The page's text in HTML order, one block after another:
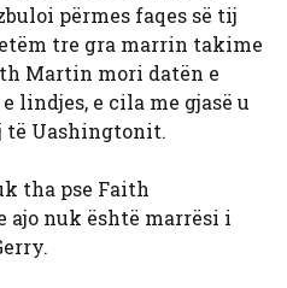
përmes faqes së tij
tre gra marrin takime
Martin mori datën e
lindjes, e cila me gjasë u
të Uashingtonit.
tha pse Faith
ajo nuk është marrësi i